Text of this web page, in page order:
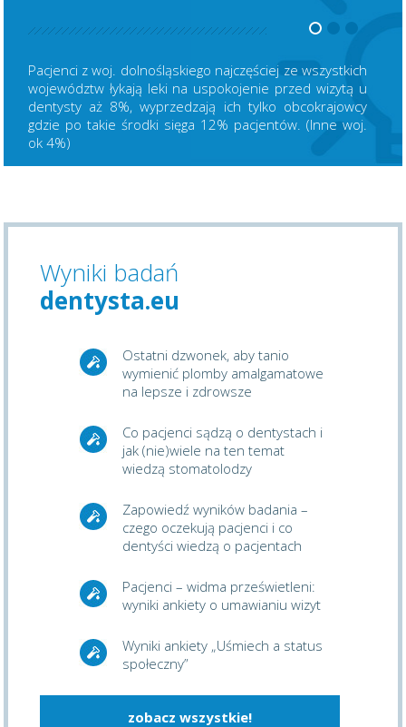
Pacjenci z woj. dolnośląskiego najczęściej ze wszystkich
województw łykają leki na uspokojenie przed wizytą u
dentysty aż 8%, wyprzedzają ich tylko obcokrajowcy
gdzie po takie środki sięga 12% pacjentów. (Inne woj.
ok 4%)
Wyniki badań
dentysta.eu
Ostatni dzwonek, aby tanio
wymienić plomby amalgamatowe
na lepsze i zdrowsze
Co pacjenci sądzą o dentystach i
jak (nie)wiele na ten temat
wiedzą stomatolodzy
Zapowiedź wyników badania –
czego oczekują pacjenci i co
dentyści wiedzą o pacjentach
Pacjenci – widma prześwietleni:
wyniki ankiety o umawianiu wizyt
Wyniki ankiety „Uśmiech a status
społeczny”
zobacz wszystkie!